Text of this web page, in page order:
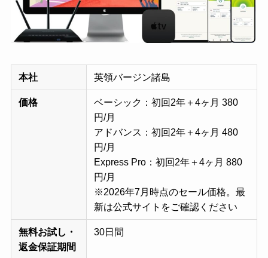
本社 英領バージン諸島
価格
ベーシック：初回2年＋4ヶ月 380
円/月
アドバンス：初回2年＋4ヶ月 480
円/月
Express Pro：初回2年＋4ヶ月 880
円/月
※2026年7月時点のセール価格。最
新は公式サイトをご確認ください
無料お試し・
返金保証期間
30日間